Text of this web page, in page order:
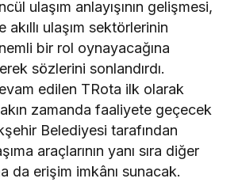
ulaşım anlayışının gelişmesi,
ulaşım sektörlerinin
bir rol oynayacağına
sözlerini sonlandırdı.
edilen TRota ilk olarak
zamanda faaliyete geçecek
Belediyesi tarafından
araçlarının yanı sıra diğer
da erişim imkânı sunacak.